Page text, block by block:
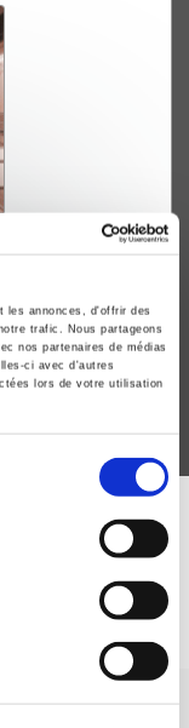
les annonces, d'offrir des
trafic. Nous partageons
nos partenaires de médias
ci avec d'autres
lors de votre utilisation